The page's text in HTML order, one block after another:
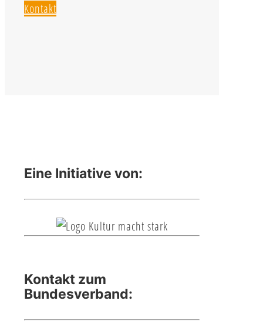
Kontakt
Eine Initiative von:
Kontakt zum
Bundesverband: